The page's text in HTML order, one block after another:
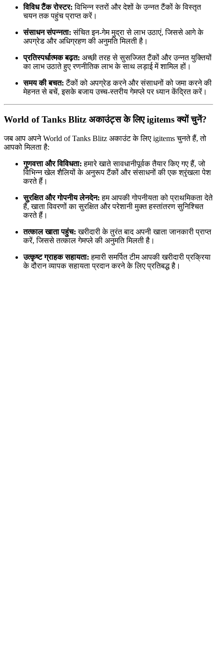
विविध टैंक रोस्टर: विभिन्न स्तरों और देशों के उन्नत टैंकों के विस्तृत
चयन तक पहुंच प्राप्त करें।
संसाधन संपन्नता: संचित इन-गेम मुद्रा से लाभ उठाएं, जिससे आगे के
अपग्रेड और अधिग्रहण की अनुमति मिलती है।
प्रतिस्पर्धात्मक बढ़त: अच्छी तरह से सुसज्जित टैंकों और उन्नत युक्तियों
का लाभ उठाते हुए रणनीतिक लाभ के साथ लड़ाई में शामिल हों।
समय की बचत: टैंकों को अपग्रेड करने और संसाधनों को जमा करने की
मेहनत से बचें, इसके बजाय उच्च-स्तरीय गेमप्ले पर ध्यान केंद्रित करें।
World of Tanks Blitz अकाउंट्स के लिए igitems क्यों चुनें?
जब आप अपने World of Tanks Blitz अकाउंट के लिए igitems चुनते हैं, तो
आपको मिलता है:
गुणवत्ता और विविधता: हमारे खाते सावधानीपूर्वक तैयार किए गए हैं, जो
विभिन्न खेल शैलियों के अनुरूप टैंकों और संसाधनों की एक श्रृंखला पेश
करते हैं।
सुरक्षित और गोपनीय लेनदेन: हम आपकी गोपनीयता को प्राथमिकता देते
हैं, खाता विवरणों का सुरक्षित और परेशानी मुक्त हस्तांतरण सुनिश्चित
करते हैं।
तत्काल खाता पहुंच: खरीदारी के तुरंत बाद अपनी खाता जानकारी प्राप्त
करें, जिससे तत्काल गेमप्ले की अनुमति मिलती है।
उत्कृष्ट ग्राहक सहायता: हमारी समर्पित टीम आपकी खरीदारी प्रक्रिया
के दौरान व्यापक सहायता प्रदान करने के लिए प्रतिबद्ध है।